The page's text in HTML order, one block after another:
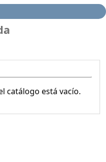
catálogo está vacío.